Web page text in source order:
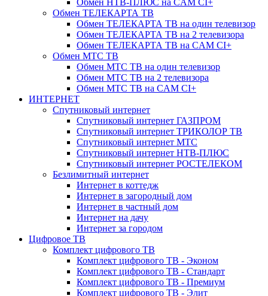
Обмен НТВ-ПЛЮС на CAM CI+
Обмен ТЕЛЕКАРТА ТВ
Обмен ТЕЛЕКАРТА ТВ на один телевизор
Обмен ТЕЛЕКАРТА ТВ на 2 телевизора
Обмен ТЕЛЕКАРТА ТВ на CAM CI+
Обмен МТС ТВ
Обмен МТС ТВ на один телевизор
Обмен МТС ТВ на 2 телевизора
Обмен МТС ТВ на CAM CI+
ИНТЕРНЕТ
Спутниковый интернет
Спутниковый интернет ГАЗПРОМ
Спутниковый интернет ТРИКОЛОР ТВ
Спутниковый интернет МТС
Спутниковый интернет НТВ-ПЛЮС
Спутниковый интернет РОСТЕЛЕКОМ
Безлимитный интернет
Интернет в коттедж
Интернет в загородный дом
Интернет в частный дом
Интернет на дачу
Интернет за городом
Цифровое ТВ
Комплект цифрового ТВ
Комплект цифрового ТВ - Эконом
Комплект цифрового ТВ - Стандарт
Комплект цифрового ТВ - Премиум
Комплект цифрового ТВ - Элит